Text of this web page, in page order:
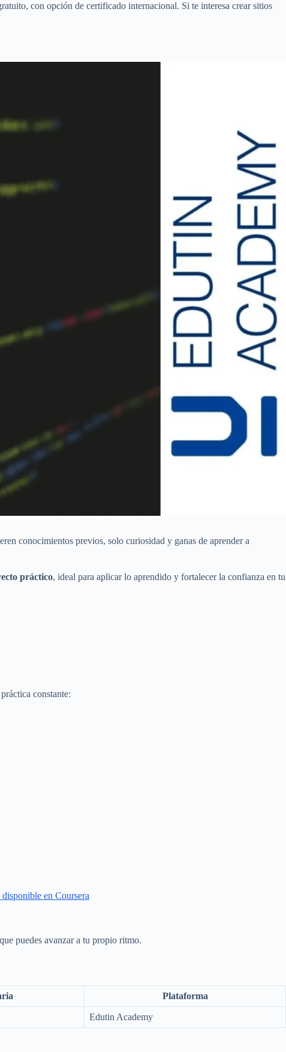
con opción de certificado internacional. Si te interesa crear sitios
conocimientos previos, solo curiosidad y ganas de aprender a
práctico, ideal para aplicar lo aprendido y fortalecer la confianza en tu
constante:
en Coursera
puedes avanzar a tu propio ritmo.
Plataforma
Edutin Academy